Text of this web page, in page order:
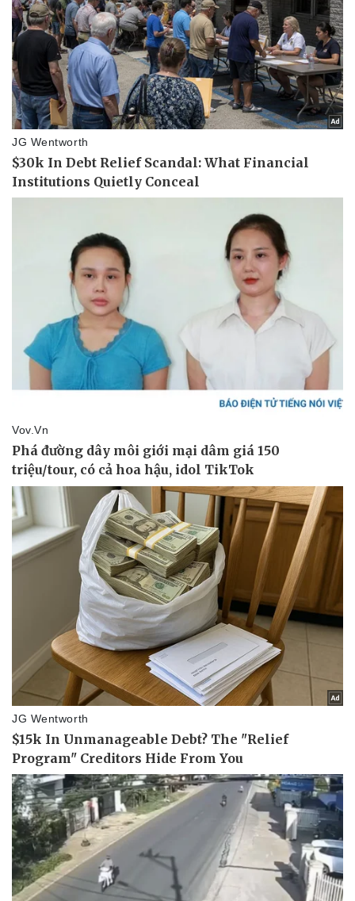
Tin nóng
Tư vấn luật
Quân sự - Quốc phòng
Vũ khí
Việt Nam
Phân tích